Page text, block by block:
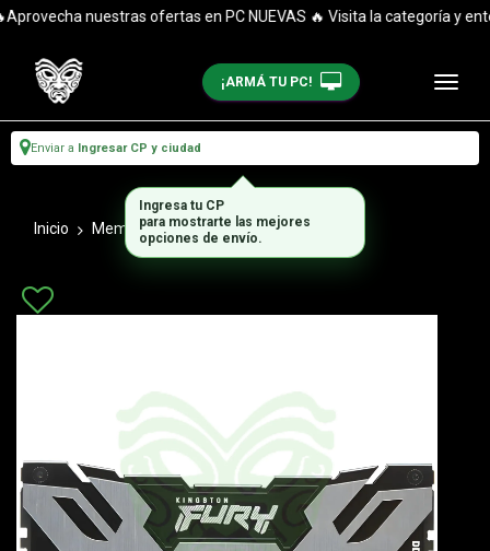
nuestras ofertas en PC NUEVAS 🔥 Visita la categoría y
¡ARMÁ TU PC!
Enviar a Ingresar CP y ciudad
Inicio Memorias Ram Ddr 5
Ingresa tu CP
para mostrarte las mejores
opciones de envío.